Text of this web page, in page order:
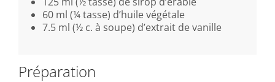
60 ml (¼ tasse) d’huile végétale
7.5 ml (½ c. à soupe) d’extrait de vanille
Préparation